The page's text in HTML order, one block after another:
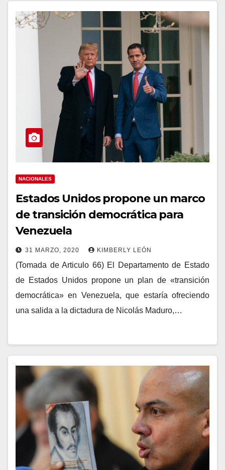
NACIONALES
Estados Unidos propone un marco
de transición democrática para
Venezuela
31 MARZO, 2020 KIMBERLY LEÓN
(Tomada de Articulo 66) El Departamento de Estado
de Estados Unidos propone un plan de «transición
democrática» en Venezuela, que estaría ofreciendo
una salida a la dictadura de Nicolás Maduro,…